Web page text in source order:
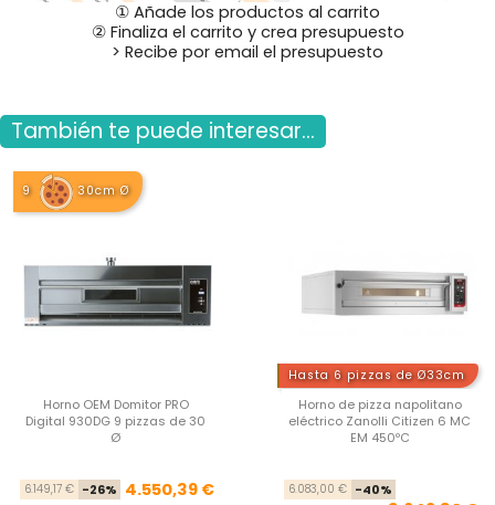
① Añade los productos al carrito
② Finaliza el carrito y crea presupuesto
> Recibe por email el presupuesto
También te puede interesar...
9 30cm Ø
Horno OEM Domitor PRO
Digital 930DG 9 pizzas de 30
Ø
Precio base
6.149,17 € -26% Precio
4.550,39 €
Hasta 6 pizzas de Ø33cm
Horno de pizza napolitano
eléctrico Zanolli Citizen 6 MC
EM 450ºC
6.083,00 € -40%